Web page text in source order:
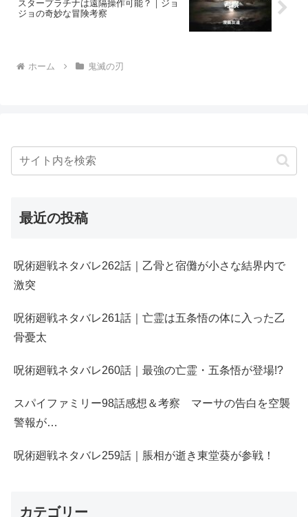
スタープラチナは遠隔操作可能？｜ジョ
ジョの奇妙な冒険考察
ホーム 鬼滅の刃
最近の投稿
呪術廻戦ネタバレ262話｜乙骨と宿儺が小さな結界内で
激突
呪術廻戦ネタバレ261話｜亡霊は五条悟の体に入った乙
骨憂太
呪術廻戦ネタバレ260話｜最強の亡霊・五条悟が登場!?
スパイファミリー98話感想＆考察 マーサの告白を空襲
警報が…
呪術廻戦ネタバレ259話｜脹相が逝き東堂葵が参戦！
カテゴリー